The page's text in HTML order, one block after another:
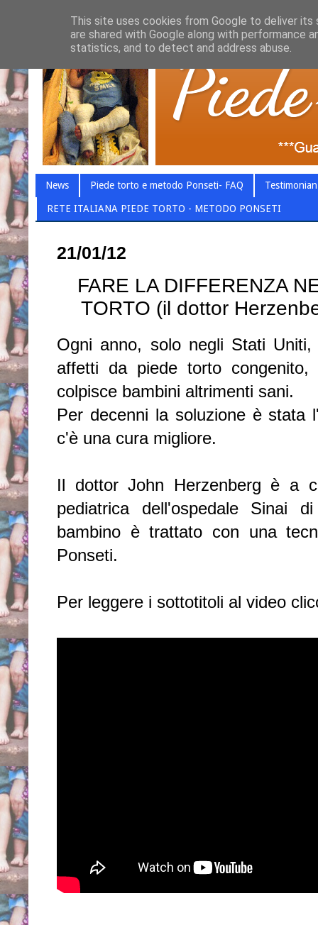
News Piede torto e metodo Ponseti- FAQ
RETE ITALIANA PIEDE TORTO - METODO PONSETI
21/01/12
FARE LA DIFFERENZA
TORTO (il dottor
Ogni anno, solo negli Stati Uniti,
affetti da piede torto
colpisce bambini altrimenti sani.
Per decenni la soluzione è stata
c'è una cura migliore.
Il dottor John Herzenberg è a
pediatrica dell'ospedale Sinai
bambino è trattato con una
Ponseti.
Per leggere i sottotitoli al video
This site uses cookies from Google to deliver its
are shared with Google along with performance
statistics, and to detect and address abuse.